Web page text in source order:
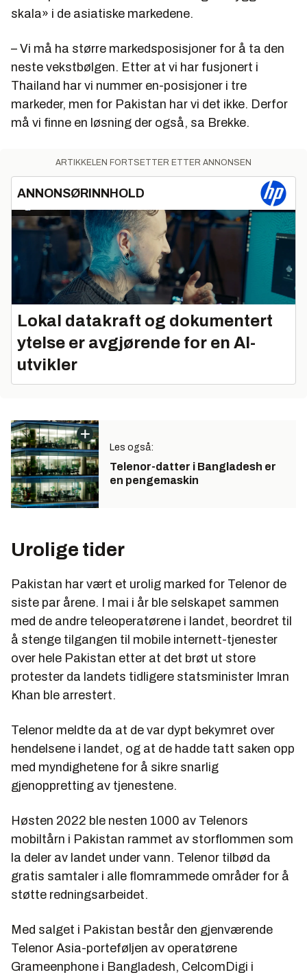
skala» i de asiatiske markedene.
– Vi må ha større markedsposisjoner for å ta den
neste vekstbølgen. Etter at vi har fusjonert i
Thailand har vi nummer en-posisjoner i tre
markeder, men for Pakistan har vi det ikke. Derfor
må vi finne en løsning der også, sa Brekke.
ARTIKKELEN FORTSETTER ETTER ANNONSEN
ANNONSØRINNHOLD
Lokal datakraft og dokumentert
ytelse er avgjørende for en AI-
utvikler
Les også:
Telenor-datter i Bangladesh er
en pengemaskin
Urolige tider
Pakistan har vært et urolig marked for Telenor de
siste par årene. I mai i år ble selskapet sammen
med de andre teleoperatørene i landet, beordret til
å stenge tilgangen til mobile internett-tjenester
over hele Pakistan etter at det brøt ut store
protester da landets tidligere statsminister Imran
Khan ble arrestert.
Telenor meldte da at de var dypt bekymret over
hendelsene i landet, og at de hadde tatt saken opp
med myndighetene for å sikre snarlig
gjenoppretting av tjenestene.
Høsten 2022 ble nesten 1000 av Telenors
mobiltårn i Pakistan rammet av storflommen som
la deler av landet under vann. Telenor tilbød da
gratis samtaler i alle flomrammede områder for å
støtte redningsarbeidet.
Med salget i Pakistan består den gjenværende
Telenor Asia-porteføljen av operatørene
Grameenphone i Bangladesh, CelcomDigi i